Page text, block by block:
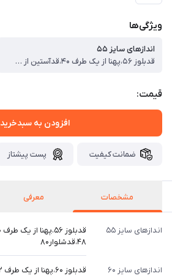
ویژگی‌ها
اندازهای سایز ۵۵
قدبلوز ۵۶،پهنا از یک طرف ۴۰،قدآستین از سرشونه ۴۸،قدشلوار۸۰
قیمت:
افزودن به سبدخرید
ضمانت کیفیت پست پیشتاز
مشخصات معرفی
اندازهای سایز ۵۵
۴۸،قدشلوار۸۰
اندازهای سایز ۶۰